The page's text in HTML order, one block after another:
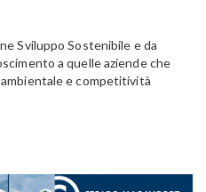
Sviluppo Sostenibile e da
a quelle aziende che
e competitività